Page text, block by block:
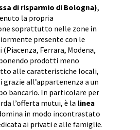
di risparmio di Bologna),
la propria
soprattutto nelle zone in
presente con le
Ferrara, Modena,
prodotti meno
alle caratteristiche locali,
grazie all’appartenenza a un
bancario. In particolare per
l’offerta mutui, è la linea
in modo incontrastato
ai privati e alle famiglie.